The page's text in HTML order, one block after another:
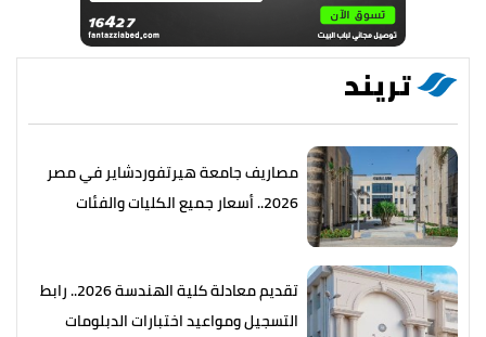
تريند
مصاريف جامعة هيرتفوردشاير في مصر
2026.. أسعار جميع الكليات والفئات
تقديم معادلة كلية الهندسة 2026.. رابط
التسجيل ومواعيد اختبارات الدبلومات